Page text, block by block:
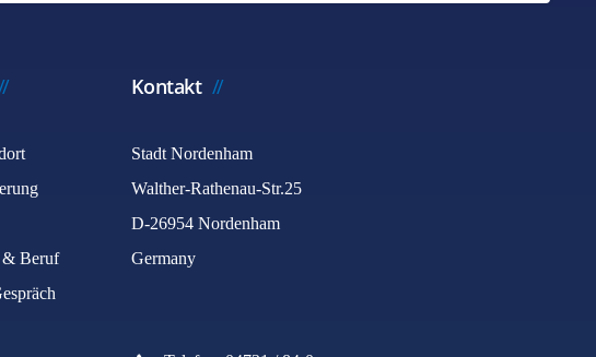
& Beruf
Kontakt
Stadt Nordenham
Walther-Rathenau-Str.25
D-26954 Nordenham
Germany